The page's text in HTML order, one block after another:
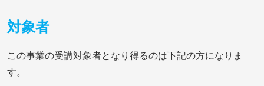
対象者
この事業の受講対象者となり得るのは下記の方になりま
す。